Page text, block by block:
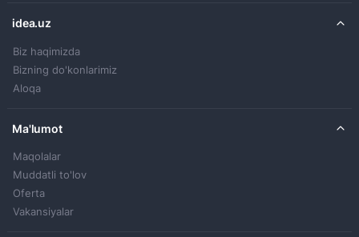
idea.uz
Biz haqimizda
Bizning do'konlarimiz
Aloqa
Ma'lumot
Maqolalar
Muddatli to'lov
Oferta
Vakansiyalar